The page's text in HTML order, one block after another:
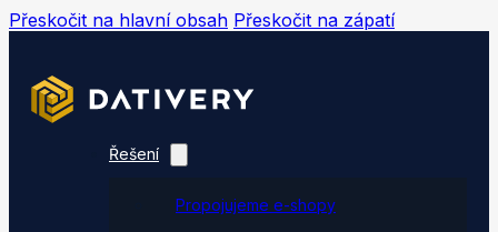
Přeskočit na hlavní obsah Přeskočit na zápatí
Řešení
Propojujeme e-shopy